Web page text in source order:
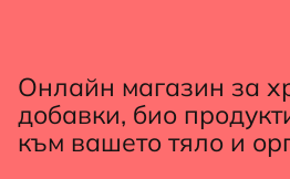
Онлайн магазин за
добавки, био
към вашето тяло и